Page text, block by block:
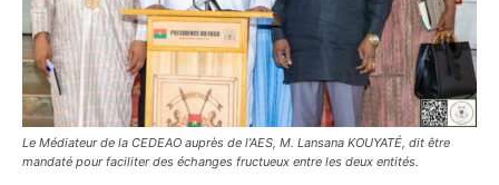
Le Médiateur de la CEDEAO auprès de l’AES, M. Lansana KOUYATÉ, dit être
mandaté pour faciliter des échanges fructueux entre les deux entités.